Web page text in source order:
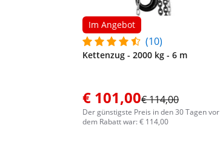
Im Angebot
(10)
Kettenzug - 2000 kg - 6 m
€ 101,00€ 114,00
Der günstigste Preis in den 30 Tagen vor
dem Rabatt war: € 114,00